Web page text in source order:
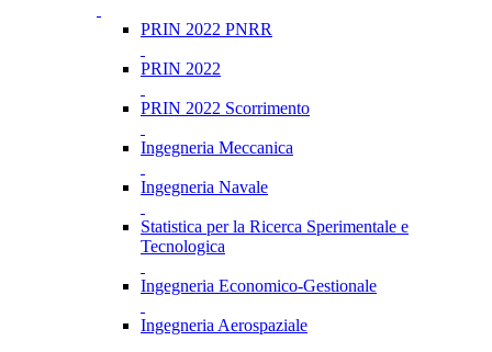
PRIN 2022 PNRR
PRIN 2022
PRIN 2022 Scorrimento
Ingegneria Meccanica
Ingegneria Navale
Statistica per la Ricerca Sperimentale e
Tecnologica
Ingegneria Economico-Gestionale
Ingegneria Aerospaziale